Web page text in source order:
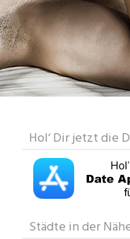
Hol‘ Dir jetzt die
Städte in der